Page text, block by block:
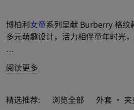
博柏利女童系列呈献 Burberry 格纹
多元萌趣设计，活力相伴童年时光
阅读更多
精选推荐: 浏览全部 外套 · 夹